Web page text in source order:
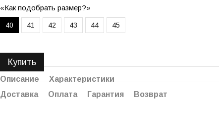
«Как подобрать размер?»
40 41 42 43 44 45
Купить
Описание
Характеристики
Доставка
Оплата Гарантия Возврат